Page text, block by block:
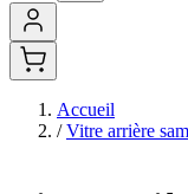
Accueil
/ Vitre arrière